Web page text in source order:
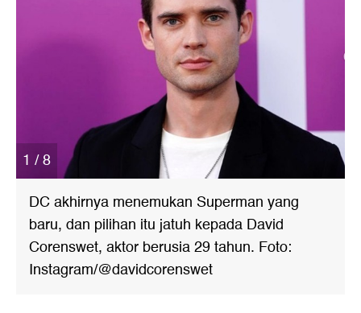
1 / 8
DC akhirnya menemukan Superman yang
baru, dan pilihan itu jatuh kepada David
Corenswet, aktor berusia 29 tahun. Foto:
Instagram/@davidcorenswet